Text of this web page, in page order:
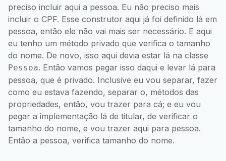
preciso incluir aqui a pessoa. Eu não preciso mais
incluir o CPF. Esse construtor aqui já foi definido lá em
pessoa, então ele não vai mais ser necessário. E aqui
eu tenho um método privado que verifica o tamanho
do nome. De novo, isso aqui devia estar lá na classe
Pessoa. Então vamos pegar isso daqui e levar lá para
pessoa, que é privado. Inclusive eu vou separar, fazer
como eu estava fazendo, separar o, métodos das
propriedades, então, vou trazer para cá; e eu vou
pegar a implementação lá de titular, de verificar o
tamanho do nome, e vou trazer aqui para pessoa.
Então a pessoa, verifica tamanho do nome.